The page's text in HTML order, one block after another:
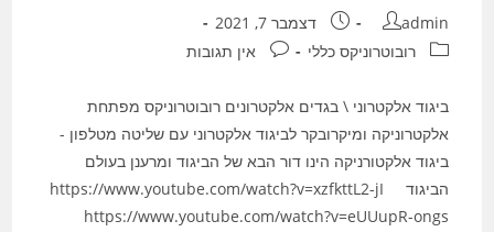
מחבר:
admin פורסם:דצמבר 7, 2021
קטגוריה:רובוטרוניקס כללי תגובות:אין תגובות
ביגוד אלקטרוני \ בגדים אלקטרונים רובוטרוניקס מפתחת
אלקטרוניקה ומיקרובקר לביגוד אלקטרוני עם שליטה מטלפון -
ביגוד אלקטורניקה הינו דור הבא של הביגוד ומרענן בעולם
הביגוד https://www.youtube.com/watch?v=xzfkttL2-jI
https://www.youtube.com/watch?v=eUUupR-ongs